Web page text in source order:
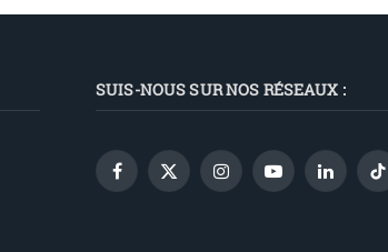
SUIS-NOUS SUR NOS RÉSEAUX :
Facebook
X
InstagramYouTubeLinkedIn